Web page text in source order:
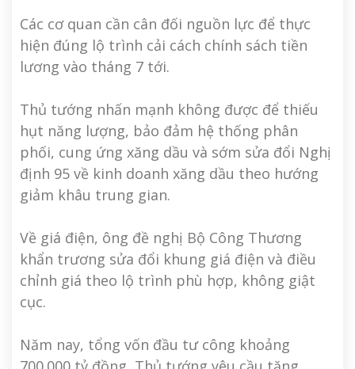
Các cơ quan cần cân đối nguồn lực để thực
hiện đúng lộ trình cải cách chính sách tiền
lương vào tháng 7 tới.
Thủ tướng nhấn mạnh không được để thiếu
hụt năng lượng, bảo đảm hệ thống phân
phối, cung ứng xăng dầu và sớm sửa đổi Nghị
định 95 về kinh doanh xăng dầu theo hướng
giảm khâu trung gian.
Về giá điện, ông đề nghị Bộ Công Thương
khẩn trương sửa đổi khung giá điện và điều
chỉnh giá theo lộ trình phù hợp, không giật
cục.
Năm nay, tổng vốn đầu tư công khoảng